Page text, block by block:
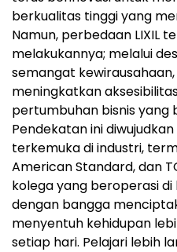
berkualitas tinggi yang
Namun, perbedaan LIXIL
melakukannya; melalui
semangat
meningkatkan
pertumbuhan bisnis yang
Pendekatan ini
terkemuka di industri,
American Standard, dan
kolega yang beroperasi di
dengan bangga
menyentuh kehidupan
setiap hari. Pelajari lebih